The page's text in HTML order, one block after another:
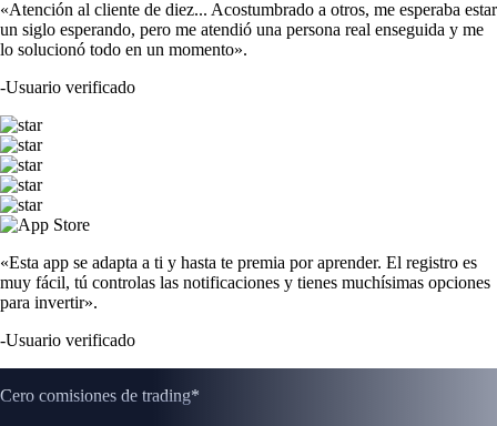
«Atención al cliente de diez... Acostumbrado a otros, me esperaba estar
un siglo esperando, pero me atendió una persona real enseguida y me
lo solucionó todo en un momento».
-Usuario verificado
«Esta app se adapta a ti y hasta te premia por aprender. El registro es
muy fácil, tú controlas las notificaciones y tienes muchísimas opciones
para invertir».
-Usuario verificado
Cero comisiones de trading*